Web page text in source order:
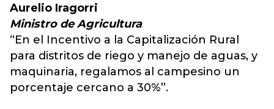
Aurelio Iragorri
Ministro de Agricultura
“En el Incentivo a la Capitalización Rural
para distritos de riego y manejo de aguas, y
maquinaria, regalamos al campesino un
porcentaje cercano a 30%”.